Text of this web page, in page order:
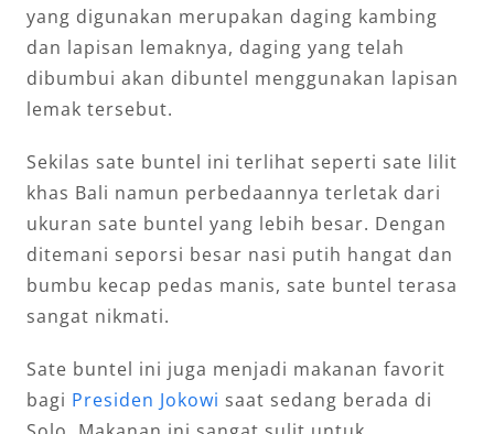
yang digunakan merupakan daging kambing
dan lapisan lemaknya, daging yang telah
dibumbui akan dibuntel menggunakan lapisan
lemak tersebut.
Sekilas sate buntel ini terlihat seperti sate lilit
khas Bali namun perbedaannya terletak dari
ukuran sate buntel yang lebih besar. Dengan
ditemani seporsi besar nasi putih hangat dan
bumbu kecap pedas manis, sate buntel terasa
sangat nikmati.
Sate buntel ini juga menjadi makanan favorit
bagi Presiden Jokowi saat sedang berada di